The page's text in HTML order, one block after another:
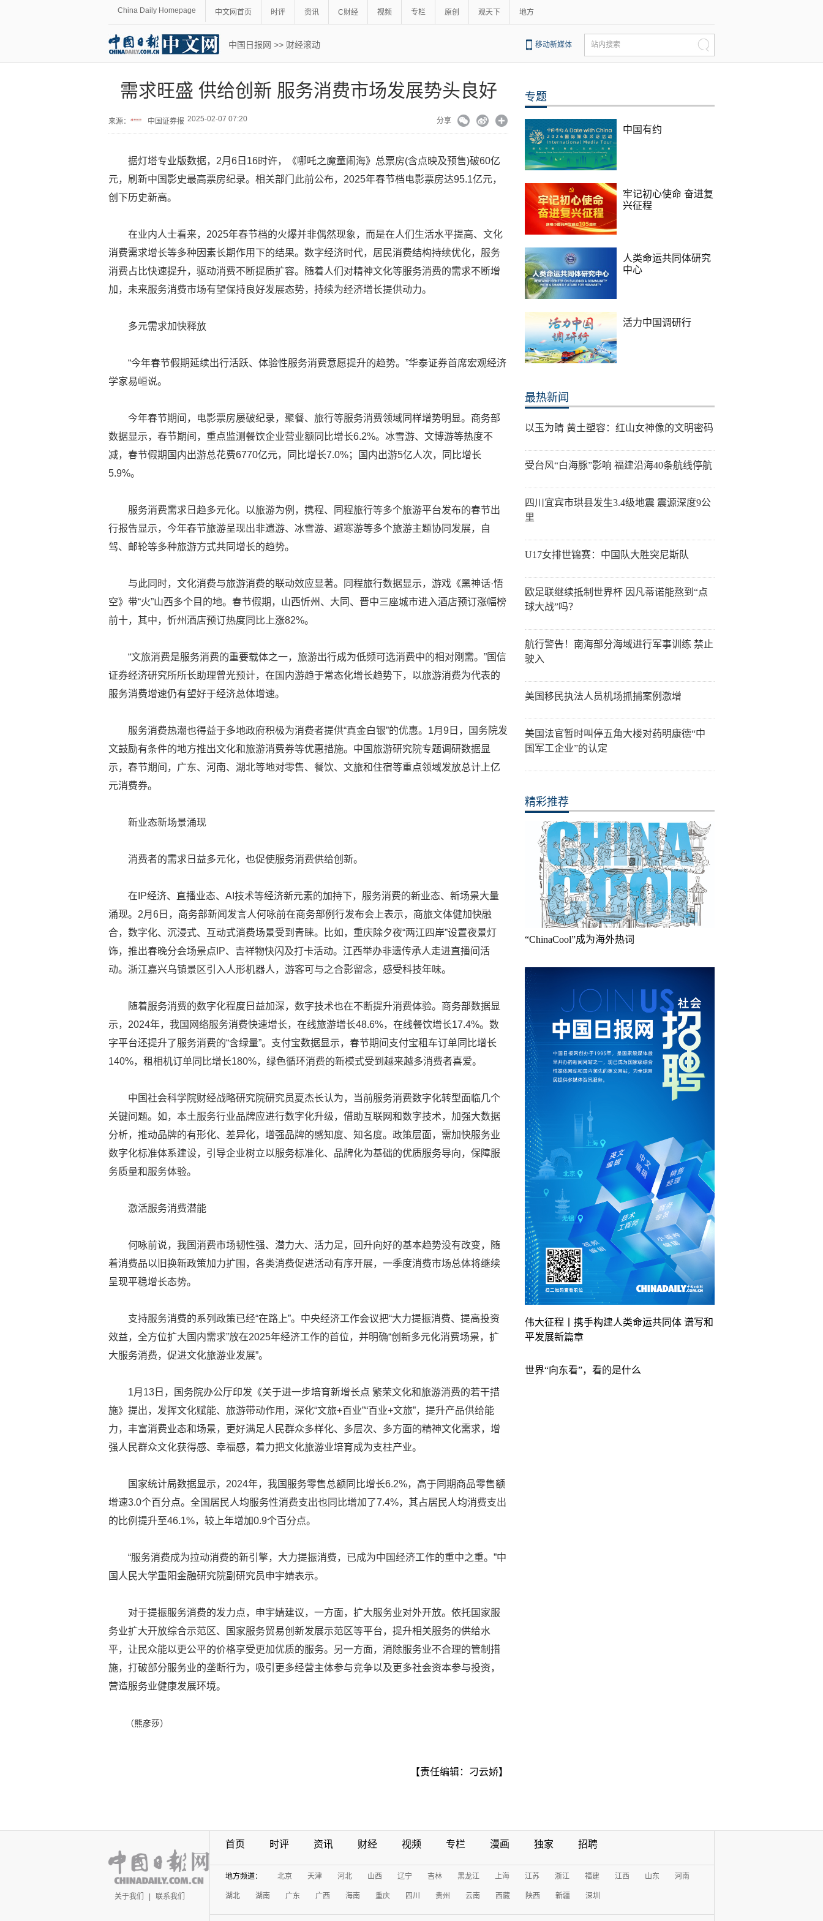
China Daily Homepage 中文网首页 时评 资讯 C财经 视频 专栏 原创 观天下 地方
中国日报网 >> 财经滚动 移动新媒体 站内搜索
需求旺盛 供给创新 服务消费市场发展势头良好
来源： 中国证券报 2025-02-07 07:20 分享
据灯塔专业版数据，2月6日16时许，《哪吒之魔童闹海》总票房(含点映及预售)破60亿
元，刷新中国影史最高票房纪录。相关部门此前公布，2025年春节档电影票房达95.1亿元，
创下历史新高。
在业内人士看来，2025年春节档的火爆并非偶然现象，而是在人们生活水平提高、文化
消费需求增长等多种因素长期作用下的结果。数字经济时代，居民消费结构持续优化，服务
消费占比快速提升，驱动消费不断提质扩容。随着人们对精神文化等服务消费的需求不断增
加，未来服务消费市场有望保持良好发展态势，持续为经济增长提供动力。
多元需求加快释放
“今年春节假期延续出行活跃、体验性服务消费意愿提升的趋势。”华泰证券首席宏观经济
学家易峘说。
今年春节期间，电影票房屡破纪录，聚餐、旅行等服务消费领域同样增势明显。商务部
数据显示，春节期间，重点监测餐饮企业营业额同比增长6.2%。冰雪游、文博游等热度不
减，春节假期国内出游总花费6770亿元，同比增长7.0%；国内出游5亿人次，同比增长
5.9%。
服务消费需求日趋多元化。以旅游为例，携程、同程旅行等多个旅游平台发布的春节出
行报告显示，今年春节旅游呈现出非遗游、冰雪游、避寒游等多个旅游主题协同发展，自
驾、邮轮等多种旅游方式共同增长的趋势。
与此同时，文化消费与旅游消费的联动效应显著。同程旅行数据显示，游戏《黑神话·悟
空》带“火”山西多个目的地。春节假期，山西忻州、大同、晋中三座城市进入酒店预订涨幅榜
前十，其中，忻州酒店预订热度同比上涨82%。
“文旅消费是服务消费的重要载体之一，旅游出行成为低频可选消费中的相对刚需。”国信
证券经济研究所所长助理曾光预计，在国内游趋于常态化增长趋势下，以旅游消费为代表的
服务消费增速仍有望好于经济总体增速。
服务消费热潮也得益于多地政府积极为消费者提供“真金白银”的优惠。1月9日，国务院发
文鼓励有条件的地方推出文化和旅游消费券等优惠措施。中国旅游研究院专题调研数据显
示，春节期间，广东、河南、湖北等地对零售、餐饮、文旅和住宿等重点领域发放总计上亿
元消费券。
新业态新场景涌现
消费者的需求日益多元化，也促使服务消费供给创新。
在IP经济、直播业态、AI技术等经济新元素的加持下，服务消费的新业态、新场景大量
涌现。2月6日，商务部新闻发言人何咏前在商务部例行发布会上表示，商旅文体健加快融
合，数字化、沉浸式、互动式消费场景受到青睐。比如，重庆除夕夜“两江四岸”设置夜景灯
饰，推出春晚分会场景点IP、吉祥物快闪及打卡活动。江西举办非遗传承人走进直播间活
动。浙江嘉兴乌镇景区引入人形机器人，游客可与之合影留念，感受科技年味。
随着服务消费的数字化程度日益加深，数字技术也在不断提升消费体验。商务部数据显
示，2024年，我国网络服务消费快速增长，在线旅游增长48.6%，在线餐饮增长17.4%。数
字平台还提升了服务消费的“含绿量”。支付宝数据显示，春节期间支付宝租车订单同比增长
140%，租相机订单同比增长180%，绿色循环消费的新模式受到越来越多消费者喜爱。
中国社会科学院财经战略研究院研究员夏杰长认为，当前服务消费数字化转型面临几个
关键问题。如，本土服务行业品牌应进行数字化升级，借助互联网和数字技术，加强大数据
分析，推动品牌的有形化、差异化，增强品牌的感知度、知名度。政策层面，需加快服务业
数字化标准体系建设，引导企业树立以服务标准化、品牌化为基础的优质服务导向，保障服
务质量和服务体验。
激活服务消费潜能
何咏前说，我国消费市场韧性强、潜力大、活力足，回升向好的基本趋势没有改变，随
着消费品以旧换新政策加力扩围，各类消费促进活动有序开展，一季度消费市场总体将继续
呈现平稳增长态势。
支持服务消费的系列政策已经“在路上”。中央经济工作会议把“大力提振消费、提高投资
效益，全方位扩大国内需求”放在2025年经济工作的首位，并明确“创新多元化消费场景，扩
大服务消费，促进文化旅游业发展”。
1月13日，国务院办公厅印发《关于进一步培育新增长点 繁荣文化和旅游消费的若干措
施》提出，发挥文化赋能、旅游带动作用，深化“文旅+百业”“百业+文旅”，提升产品供给能
力，丰富消费业态和场景，更好满足人民群众多样化、多层次、多方面的精神文化需求，增
强人民群众文化获得感、幸福感，着力把文化旅游业培育成为支柱产业。
国家统计局数据显示，2024年，我国服务零售总额同比增长6.2%，高于同期商品零售额
增速3.0个百分点。全国居民人均服务性消费支出也同比增加了7.4%，其占居民人均消费支出
的比例提升至46.1%，较上年增加0.9个百分点。
“服务消费成为拉动消费的新引擎，大力提振消费，已成为中国经济工作的重中之重。”中
国人民大学重阳金融研究院副研究员申宇婧表示。
对于提振服务消费的发力点，申宇婧建议，一方面，扩大服务业对外开放。依托国家服
务业扩大开放综合示范区、国家服务贸易创新发展示范区等平台，提升相关服务的供给水
平，让民众能以更公平的价格享受更加优质的服务。另一方面，消除服务业不合理的管制措
施，打破部分服务业的垄断行为，吸引更多经营主体参与竞争以及更多社会资本参与投资，
营造服务业健康发展环境。
（熊彦莎）
【责任编辑：刁云娇】
专题
中国有约
牢记初心使命 奋进复
兴征程
人类命运共同体研究
中心
活力中国调研行
最热新闻
以玉为睛 黄土塑容：红山女神像的文明密码
受台风“白海豚”影响 福建沿海40条航线停航
四川宜宾市珙县发生3.4级地震 震源深度9公
里
U17女排世锦赛：中国队大胜突尼斯队
欧足联继续抵制世界杯 因凡蒂诺能熬到“点
球大战”吗？
航行警告！南海部分海域进行军事训练 禁止
驶入
美国移民执法人员机场抓捕案例激增
美国法官暂时叫停五角大楼对药明康德“中
国军工企业”的认定
精彩推荐
“ChinaCool”成为海外热词
伟大征程丨携手构建人类命运共同体 谱写和
平发展新篇章
世界“向东看”，看的是什么
关于我们 | 联系我们
首页 时评 资讯 财经 视频 专栏 漫画 独家 招聘
地方频道： 北京 天津 河北 山西 辽宁 吉林 黑龙江 上海 江苏 浙江 福建 江西 山东 河南
湖北 湖南 广东 广西 海南 重庆 四川 贵州 云南 西藏 陕西 新疆 深圳